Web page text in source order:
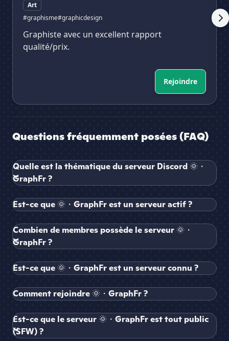
Art
#graphisme#graphicdesign
Graphiste avec un excellent rapport
qualité/prix.
Rejoindre
Questions fréquemment posées (FAQ)
Quelle est la thématique du serveur Discord 🌞・
GraphFr ?
Est-ce que 🌞・GraphFr est un serveur actif ?
Combien de membres possède le serveur 🌞・
GraphFr ?
Est-ce que 🌞・GraphFr est un serveur connu ?
Comment rejoindre 🌞・GraphFr ?
Est-ce que le serveur 🌞・GraphFr est tout public
(SFW) ?